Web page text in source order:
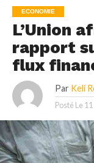
ECONOMIE
L’Union
rapport
flux
Par Keli
Posté Le